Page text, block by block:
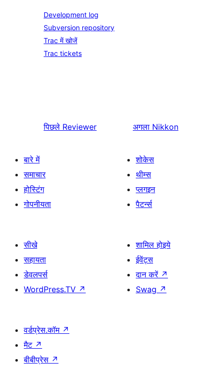
Development log
Subversion repository
Trac में खोजें
Trac tickets
पिछले Reviewer अगला Nikkon
बारे में
समाचार
होस्टिंग
गोपनीयता
शोकेस
थीम्स
प्लगइन
पैटर्न्स
सीखे
सहायता
डेवलपर्स
WordPress.TV ↗
शामिल होइये
ईवेंट्स
दान करें ↗
Swag ↗
वर्डप्रेस.कॉम ↗
मैट ↗
बीबीप्रेस ↗